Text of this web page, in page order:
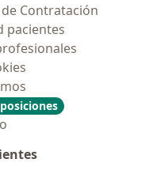
Contratación
pacientes